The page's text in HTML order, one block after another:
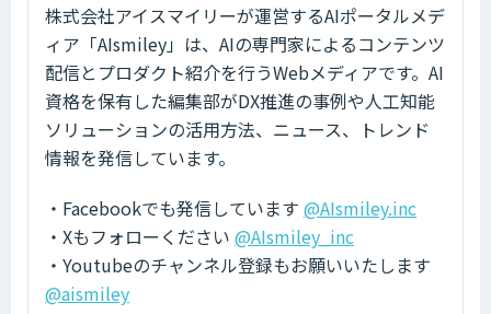
株式会社アイスマイリーが運営するAIポータルメデ
ィア「AIsmiley」は、AIの専門家によるコンテンツ
配信とプロダクト紹介を行うWebメディアです。AI
資格を保有した編集部がDX推進の事例や人工知能
ソリューションの活用方法、ニュース、トレンド
情報を発信しています。
・Facebookでも発信しています @AIsmiley.inc
・Xもフォローください @AIsmiley_inc
・Youtubeのチャンネル登録もお願いいたします
@aismiley